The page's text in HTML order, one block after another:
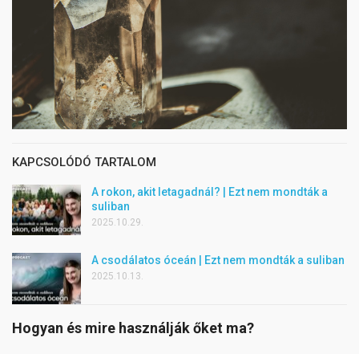
KAPCSOLÓDÓ TARTALOM
A rokon, akit letagadnál? | Ezt nem mondták a
suliban
2025.10.29.
A csodálatos óceán | Ezt nem mondták a suliban
2025.10.13.
Hogyan és mire használják őket ma?